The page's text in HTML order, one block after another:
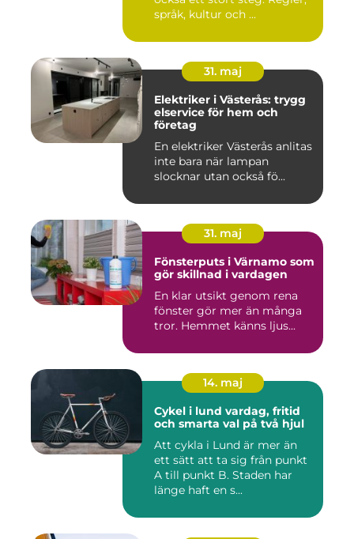
språk, kultur och ...
31. maj
Elektriker i Västerås: trygg
elservice för hem och
företag
En elektriker Västerås anlitas
inte bara när lampan
slocknar utan också fö...
31. maj
Fönsterputs i Värnamo som
gör skillnad i vardagen
En klar utsikt genom rena
fönster gör mer än många
tror. Hemmet känns ljus...
14. maj
Cykel i lund vardag, fritid
och smarta val på två hjul
Att cykla i Lund är mer än
ett sätt att ta sig från punkt
A till punkt B. Staden har
länge haft en s...